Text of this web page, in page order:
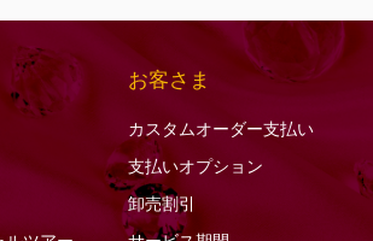
お客さま
カスタムオーダー支払い
支払いオプション
卸売割引